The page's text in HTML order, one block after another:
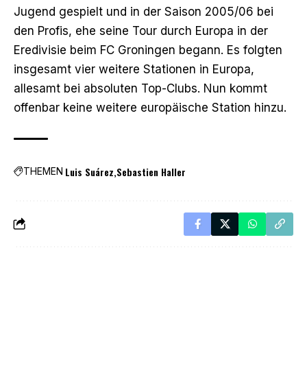
Jugend gespielt und in der Saison 2005/06 bei
den Profis, ehe seine Tour durch Europa in der
Eredivisie beim FC Groningen begann. Es folgten
insgesamt vier weitere Stationen in Europa,
allesamt bei absoluten Top-Clubs. Nun kommt
offenbar keine weitere europäische Station hinzu.
THEMEN Luis Suárez Sebastien Haller